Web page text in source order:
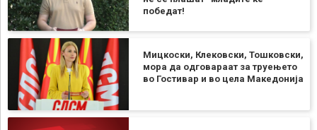
победат!
Мицкоски, Клековски, Тошковски,
мора да одговараат за труењето
во Гостивар и во цела Македонија